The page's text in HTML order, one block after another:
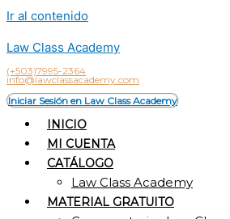
Ir al contenido
Law Class Academy
(+503)7995-2364
info@lawclassacademy.com
Iniciar Sesión en Law Class Academy
INICIO
MI CUENTA
CATÁLOGO
Law Class Academy
MATERIAL GRATUITO